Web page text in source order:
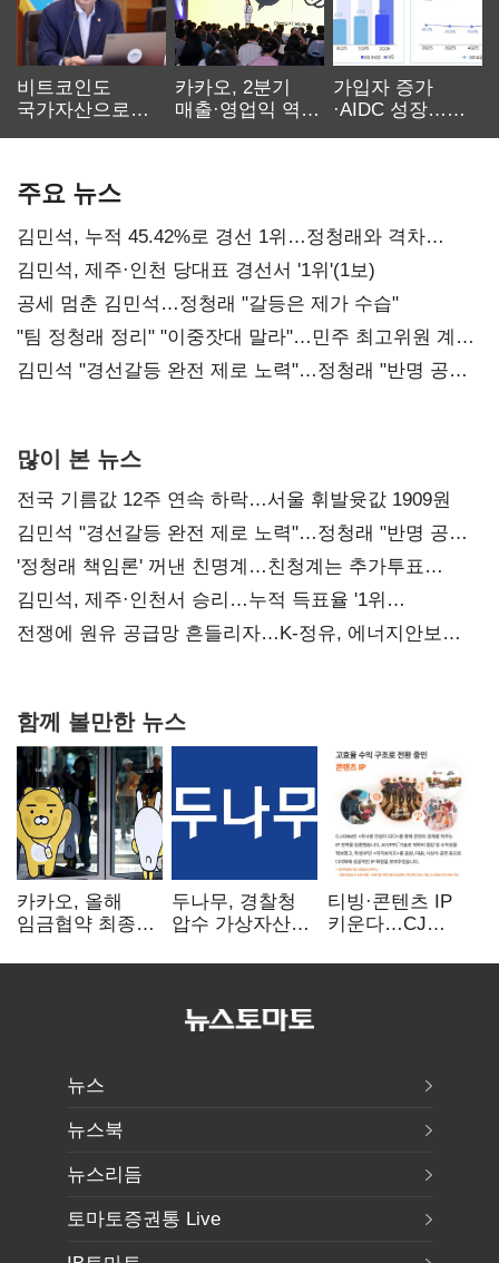
비트코인도
국가자산으로…'
카카오, 2분기
매출·영업익 역대
가입자 증가
·AIDC 성장…
주요 뉴스
김민석, 누적 45.42%로 경선 1위…정청래와 격차
0.86%p(2보)
김민석, 제주·인천 당대표 경선서 '1위'(1보)
공세 멈춘 김민석…정청래 "갈등은 제가 수습"
"팀 정청래 정리" "이중잣대 말라"…민주 최고위원 계파
다툼 격화
김민석 "경선갈등 완전 제로 노력"…정청래 "반명 공세
많이 본 뉴스
전국 기름값 12주 연속 하락…서울 휘발윳값 1909원
김민석 "경선갈등 완전 제로 노력"…정청래 "반명 공세
사과부터"
'정청래 책임론' 꺼낸 친명계…친청계는 추가투표
때리기
김민석, 제주·인천서 승리…누적 득표율 '1위
탈환'(종합)
전쟁에 원유 공급망 흔들리자…K-정유, 에너지안보
함께 볼만한 뉴스
카카오, 올해
임금협약 최종
인상·격려금
두나무, 경찰청
압수 가상자산
커스터디 사업
티빙·콘텐츠 IP
키운다…CJ
글로벌 확장 가속
뉴스
뉴스북
뉴스리듬
토마토증권통 Live